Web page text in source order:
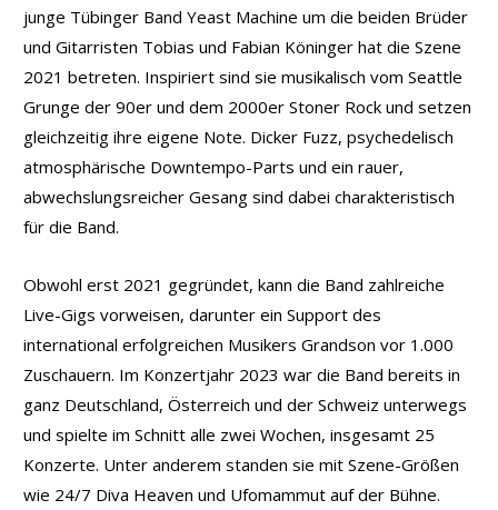
junge Tübinger Band Yeast Machine um die beiden Brüder
und Gitarristen Tobias und Fabian Köninger hat die Szene
2021 betreten. Inspiriert sind sie musikalisch vom Seattle
Grunge der 90er und dem 2000er Stoner Rock und setzen
gleichzeitig ihre eigene Note. Dicker Fuzz, psychedelisch
atmosphärische Downtempo-Parts und ein rauer,
abwechslungsreicher Gesang sind dabei charakteristisch
für die Band.
Obwohl erst 2021 gegründet, kann die Band zahlreiche
Live-Gigs vorweisen, darunter ein Support des
international erfolgreichen Musikers Grandson vor 1.000
Zuschauern. Im Konzertjahr 2023 war die Band bereits in
ganz Deutschland, Österreich und der Schweiz unterwegs
und spielte im Schnitt alle zwei Wochen, insgesamt 25
Konzerte. Unter anderem standen sie mit Szene-Größen
wie 24/7 Diva Heaven und Ufomammut auf der Bühne.